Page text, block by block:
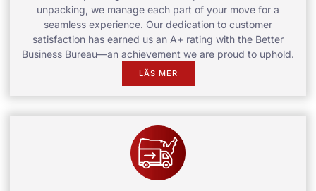
unpacking, we manage each part of your move for a
seamless experience. Our dedication to customer
satisfaction has earned us an A+ rating with the Better
Business Bureau—an achievement we are proud to uphold.
LÄS MER